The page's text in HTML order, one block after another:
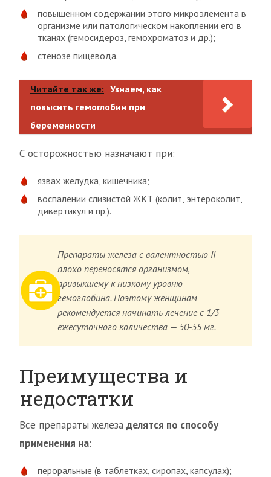
повышенном содержании этого микроэлемента в
организме или патологическом накоплении его в
тканях (гемосидероз, гемохроматоз и др.);
стенозе пищевода.
Читайте так же: Узнаем, как
повысить гемоглобин при
беременности
С осторожностью назначают при:
язвах желудка, кишечника;
воспалении слизистой ЖКТ (колит, энтероколит,
дивертикул и пр.).
Препараты железа с валентностью II
плохо переносятся организмом,
привыкшему к низкому уровню
гемоглобина. Поэтому женщинам
рекомендуется начинать лечение с 1/3
ежесуточного количества — 50-55 мг.
Преимущества и
недостатки
Все препараты железа делятся по способу
применения на:
пероральные (в таблетках, сиропах, капсулах);